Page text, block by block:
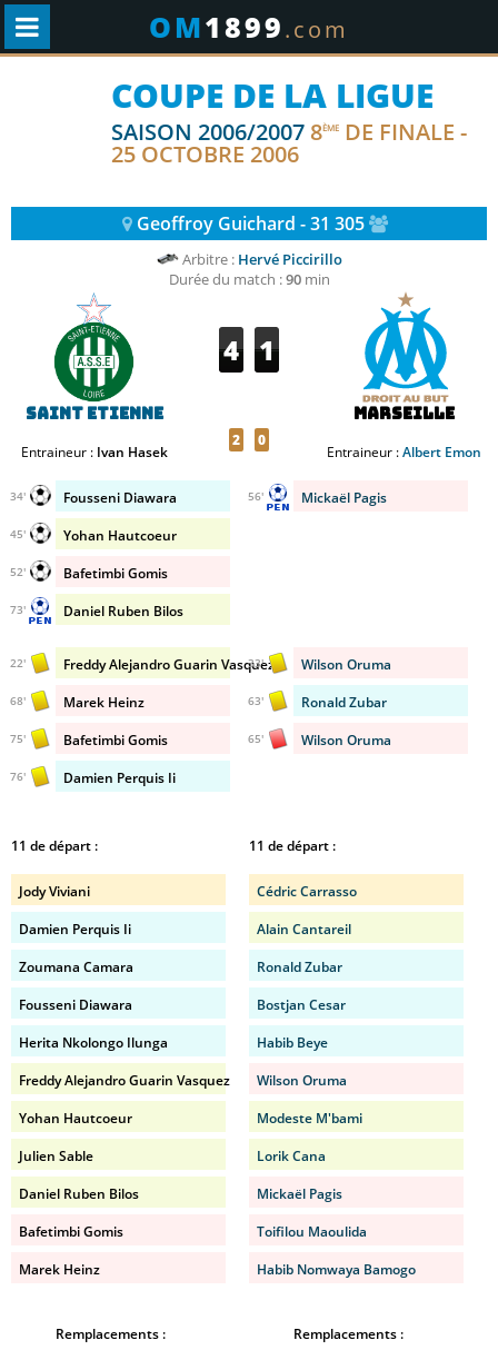
OM1899.com
COUPE DE LA LIGUE
SAISON 2006/2007 8ÈME DE FINALE -
25 OCTOBRE 2006
Geoffroy Guichard - 31 305
Arbitre : Hervé Piccirillo
Durée du match :90min
Saint Etienne
Entraineur : Ivan Hasek
4 1
2 0
Marseille
Entraineur :Albert Emon
Fousseni Diawara
34'
Yohan Hautcoeur
45'
Bafetimbi Gomis
52'
Daniel Ruben Bilos
73'
Mickaël Pagis
56'
Freddy Alejandro Guarin Vasquez
22'
Marek Heinz
68'
Bafetimbi Gomis
75'
Damien Perquis Ii
76'
Wilson Oruma
33'
Ronald Zubar
63'
Wilson Oruma
65'
11 de départ :
Jody Viviani
Damien Perquis Ii
Zoumana Camara
Fousseni Diawara
Herita Nkolongo Ilunga
Freddy Alejandro Guarin Vasquez
Yohan Hautcoeur
Julien Sable
Daniel Ruben Bilos
Bafetimbi Gomis
Marek Heinz
11 de départ :
Cédric Carrasso
Alain Cantareil
Ronald Zubar
Bostjan Cesar
Habib Beye
Wilson Oruma
Modeste M'bami
Lorik Cana
Mickaël Pagis
Toifilou Maoulida
Habib Nomwaya Bamogo
Remplacements : Remplacements :